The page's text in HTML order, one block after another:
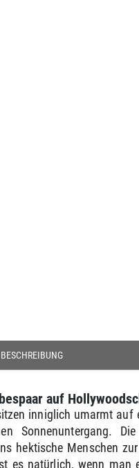
BESCHREIBUNG
auf
inniglich umarmt
Sonnenuntergang.
hektische Menschen
es natürlich, wenn man